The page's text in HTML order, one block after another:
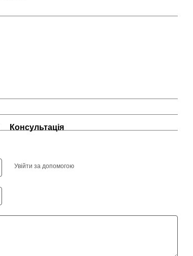
Консультація
Увійти за допомогою